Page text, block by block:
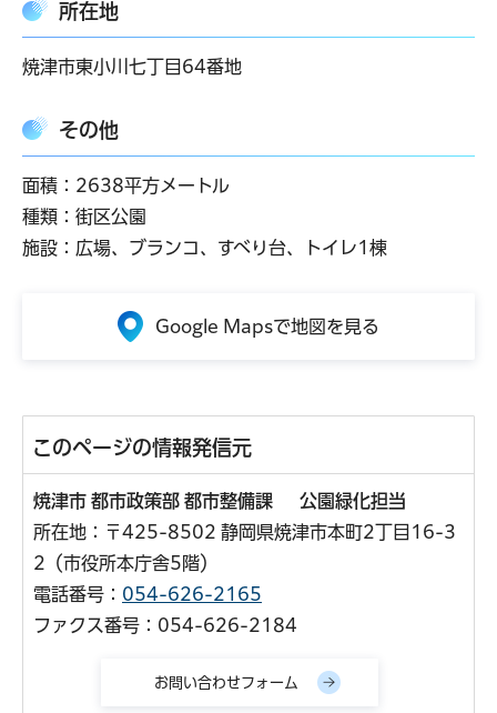
所在地
焼津市東小川七丁目64番地
その他
面積：2638平方メートル
種類：街区公園
施設：広場、ブランコ、すべり台、トイレ1棟
Google Mapsで地図を見る
このページの情報発信元
焼津市 都市政策部 都市整備課 公園緑化担当
所在地：〒425-8502 静岡県焼津市本町2丁目16-3
2（市役所本庁舎5階）
電話番号： 054-626-2165
ファクス番号：054-626-2184